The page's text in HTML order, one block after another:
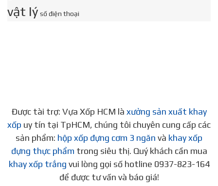
vật lý số điện thoại
Được tài trợ: Vựa Xốp HCM là xưởng sản xuất khay
xốp uy tín tại TpHCM, chúng tôi chuyên cung cấp các
sản phẩm: hộp xốp đựng cơm 3 ngăn và khay xốp
đựng thực phẩm trong siêu thị. Quý khách cần mua
khay xốp trắng vui lòng gọi số hotline 0937-823-164
để được tư vấn và báo giá!